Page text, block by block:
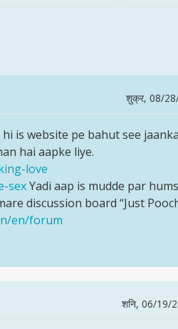
शुक्र, 08/
is website pe bahut see
hai aapke liye.
love
sexYadi aap is mudde par
discussion board “Just
en/forum
शनि, 06/19/